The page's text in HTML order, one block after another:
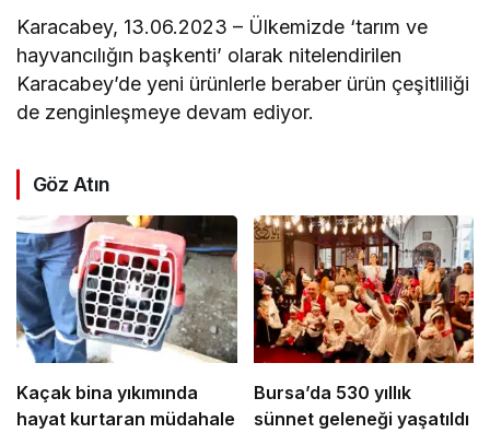
Karacabey, 13.06.2023 – Ülkemizde ‘tarım ve
hayvancılığın başkenti’ olarak nitelendirilen
Karacabey’de yeni ürünlerle beraber ürün çeşitliliği
de zenginleşmeye devam ediyor.
Göz Atın
Kaçak bina yıkımında
hayat kurtaran müdahale
Bursa’da 530 yıllık
sünnet geleneği yaşatıldı